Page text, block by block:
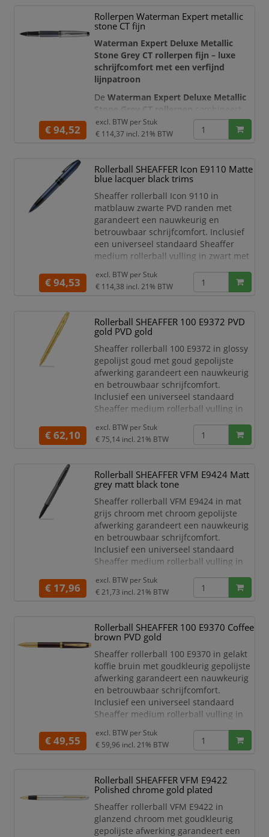
Rollerpen Waterman Expert metallic
stone CT fijn
Waterman Expert Deluxe Metallic
Stone Grey CT rollerpen fijn – luxe
schrijfcomfort met een verfijnd
lijnpatroon
DeWaterman Expert Deluxe Metallic
Stone Grey CT rollerpen
een krachtige, professionele vorm met
een elegante metallic steengrijze
palladiumkleurige sierdelen geven
deze luxe rollerpen een
onderscheidende uitstraling. Daarmee
is de pen een stijlvol schrijfin
€ 94,52
excl. BTW per Stuk
€ 114,37 incl. 21% BTW
Rollerball SHEAFFER Icon E9110 Matte
blue lacquer black trims
Sheaffer rollerball Icon 9110 in
matblauw zwarte PVD randen met
garandeert een nauwkeurig en
betrouwbaar schrijfcomfort. Inclusief
een universeel standaard Sheaffer
medium rollerball vulling in zwart met
De Icon collectie richt zich op
liefhebbers, die voor het eerst een
zoek zijn naar een zinvolle eerste pen.
De wereldwijd erkende witte Sheaffer
stip, die symbool sta
€ 94,53
excl. BTW per Stuk
€ 114,38 incl. 21% BTW
Rollerball SHEAFFER 100 E9372 PVD
gold PVD gold
Sheaffer rollerball 100 E9372 in glossy
gepolijst goud met goud gepolijste
afwerking garandeert een nauwkeurig
en betrouwbaar schrijfcomfort.
Inclusief een universeel standaard
Sheaffer medium rollerball vulling in
keramische bal. De populaire Sheaffer
rollerball 100 met zijn moderne
clip, is een betaalbare manier om de
schrijfervaring naar een hoger niveau
te tillen en tegelijke
€ 62,10
excl. BTW per Stuk
€ 75,14 incl. 21% BTW
Rollerball SHEAFFER VFM E9424 Matt
grey matt black tone
Sheaffer rollerball VFM E9424 in mat
grijs chroom met chroom gepolijste
afwerking garandeert een nauwkeurig
en betrouwbaar schrijfcomfort.
Inclusief een universeel standaard
Sheaffer medium rollerball vulling in
keramische bal. De populaire Sheaffer
rollerball VFM maakt indruk met zijn
is een combinatie van moderne
elegantie en de hoogste kwaliteit. De
wereldwijd erkende witte
€ 17,96
excl. BTW per Stuk
€ 21,73 incl. 21% BTW
Rollerball SHEAFFER 100 E9370 Coffee
brown PVD gold
Sheaffer rollerball 100 E9370 in gelakt
koffie bruin met goudkleurig gepolijste
afwerking garandeert een nauwkeurig
en betrouwbaar schrijfcomfort.
Inclusief een universeel standaard
Sheaffer medium rollerball vulling in
keramische bal. De populaire Sheaffer
rollerball 100 met zijn moderne
clip, is een betaalbare manier om de
schrijfervaring naar een hoger niveau
€ 49,55
excl. BTW per Stuk
€ 59,96 incl. 21% BTW
Rollerball SHEAFFER VFM E9422
Polished chrome gold plated
Sheaffer rollerball VFM E9422 in
glanzend chroom met goudkleurig
gepolijste afwerking garandeert een